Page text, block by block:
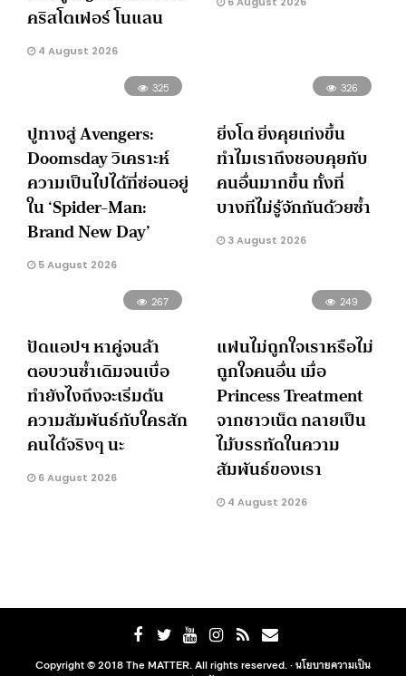
คริสโตเฟอร์ โนแลน
4 August 2026
325
ปูทางสู่ Avengers:
Doomsday วิเคราะห์
ความเป็นไปได้ที่ซ่อนอยู่
ใน ‘Spider-Man:
Brand New Day’
5 August 2026
326
ยิ่งโต ยิ่งคุยเก่งขึ้น
ทำไมเราถึงชอบคุยกับ
คนอื่นมากขึ้น ทั้งที่
บางทีไม่รู้จักกันด้วยซ้ำ
3 August 2026
267
ปัดแอปฯ หาคู่จนล้า
ตอบวนซ้ำเดิมจนเบื่อ
ทำยังไงถึงจะเริ่มต้น
ความสัมพันธ์กับใครสัก
คนได้จริงๆ นะ
6 August 2026
249
แฟนไม่ถูกใจเราหรือไม่
ถูกใจคนอื่น เมื่อ
Princess Treatment
จากชาวเน็ต กลายเป็น
ไม้บรรทัดในความ
สัมพันธ์ของเรา
4 August 2026
Copyright © 2018 The MATTER. All rights reserved. ·นโยบายความเป็น